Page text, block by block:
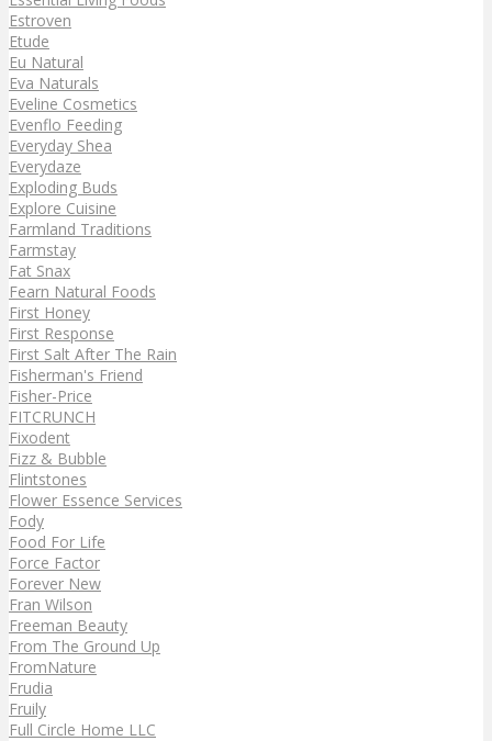
Estroven
Etude
Eu Natural
Eva Naturals
Eveline Cosmetics
Evenflo Feeding
Everyday Shea
Everydaze
Exploding Buds
Explore Cuisine
Farmland Traditions
Farmstay
Fat Snax
Fearn Natural Foods
First Honey
First Response
First Salt After The Rain
Fisherman's Friend
Fisher-Price
FITCRUNCH
Fixodent
Fizz & Bubble
Flintstones
Flower Essence Services
Fody
Food For Life
Force Factor
Forever New
Fran Wilson
Freeman Beauty
From The Ground Up
FromNature
Frudia
Fruily
Full Circle Home LLC